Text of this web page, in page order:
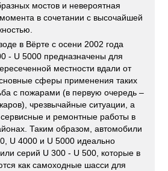
мостов и невероятная
момента в сочетании с высочайшей
в Вёрте с осени 2002 года
- U 5000 предназначены для
местности вдали от
сферы применения таких
с пожарами (в первую очередь –
чрезвычайные ситуации, а
и ремонтные работы в
Таким образом, автомобили
U 4000 и U 5000 идеально
серий U 300 - U 500, которые в
как самоходные шасси для